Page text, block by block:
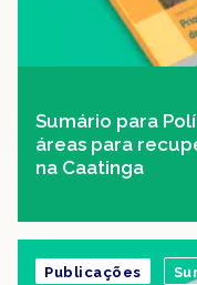
Sumário para
áreas para
na Caatinga
Publicações